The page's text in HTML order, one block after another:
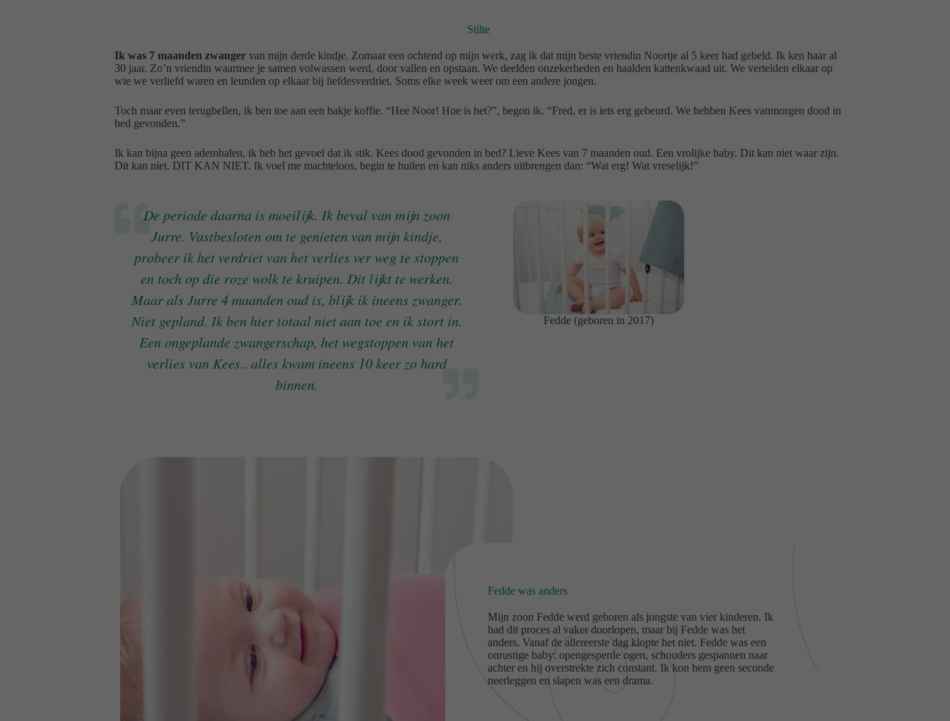
Stilte
Ik was 7 maanden zwanger van mijn derde kindje. Zomaar een ochtend op mijn werk, zag ik dat mijn beste vriendin Noortje al 5 keer had gebeld. Ik ken haar al
30 jaar. Zo’n vriendin waarmee je samen volwassen werd, door vallen en opstaan. We deelden onzekerheden en haalden kattenkwaad uit. We vertelden elkaar op
wie we verliefd waren en leunden op elkaar bij liefdesverdriet. Soms elke week weer om een andere jongen.
Toch maar even terugbellen, ik ben toe aan een bakje koffie. “Hee Noor! Hoe is het?”, begon ik. “Fred, er is iets erg gebeurd. We hebben Kees vanmorgen dood in
bed gevonden.”
Ik kan bijna geen ademhalen, ik heb het gevoel dat ik stik. Kees dood gevonden in bed? Lieve Kees van 7 maanden oud. Een vrolijke baby. Dit kan niet waar zijn.
Dit kan niet. DIT KAN NIET. Ik voel me machteloos, begin te huilen en kan niks anders uitbrengen dan: “Wat erg! Wat vreselijk!”
De periode daarna is moeilijk. Ik beval van mijn zoon
Jurre. Vastbesloten om te genieten van mijn kindje,
probeer ik het verdriet van het verlies ver weg te stoppen
en toch op die roze wolk te kruipen. Dit lijkt te werken.
Maar als Jurre 4 maanden oud is, blijk ik ineens zwanger.
Niet gepland. Ik ben hier totaal niet aan toe en ik stort in.
Een ongeplande zwangerschap, het wegstoppen van het
verlies van Kees.. alles kwam ineens 10 keer zo hard
binnen.
Fedde (geboren in 2017)
Fedde was anders
Mijn zoon Fedde werd geboren als jongste van vier kinderen. Ik
had dit proces al vaker doorlopen, maar bij Fedde was het
anders. Vanaf de allereerste dag klopte het niet. Fedde was een
onrustige baby: opengesperde ogen, schouders gespannen naar
achter en hij overstrekte zich constant. Ik kon hem geen seconde
neerleggen en slapen was een drama.